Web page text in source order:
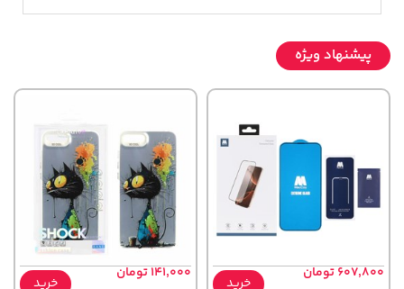
پیشنهاد ویژه
607,800 تومان
خرید
141,000 تومان
خرید